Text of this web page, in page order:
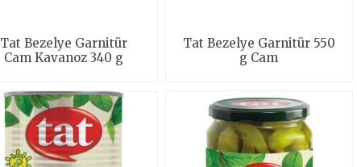
Tat Bezelye Garnitür
Cam Kavanoz 340 g
Tat Bezelye Garnitür 550
g Cam